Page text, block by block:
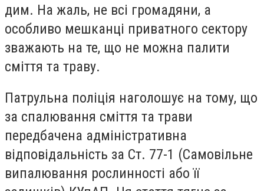
дим. На жаль, не всі громадяни, а
особливо мешканці приватного сектору
зважають на те, що не можна палити
сміття та траву.
Патрульна поліція наголошує на тому, що
за спалювання сміття та трави
передбачена адміністративна
відповідальність за Ст. 77-1 (Самовільне
випалювання рослинності або її